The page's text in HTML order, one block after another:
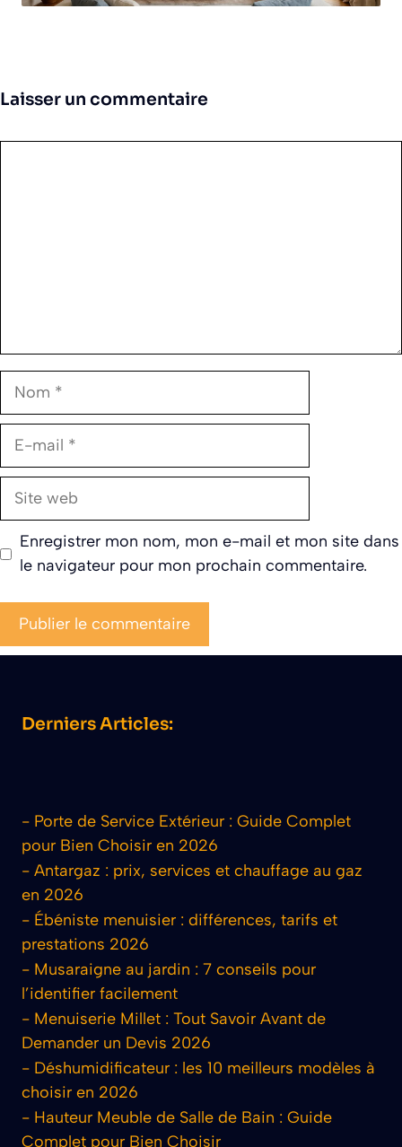
Laisser un commentaire
Nom
E-
Site
Enregistrer mon nom, mon e-mail et mon site dans
le navigateur pour mon prochain commentaire.
Derniers Articles:
- Porte de Service Extérieur : Guide Complet
pour Bien Choisir en 2026
- Antargaz : prix, services et chauffage au gaz
en 2026
- Ébéniste menuisier : différences, tarifs et
prestations 2026
- Musaraigne au jardin : 7 conseils pour
l’identifier facilement
- Menuiserie Millet : Tout Savoir Avant de
Demander un Devis 2026
- Déshumidificateur : les 10 meilleurs modèles à
choisir en 2026
- Hauteur Meuble de Salle de Bain : Guide
Complet pour Bien Choisir